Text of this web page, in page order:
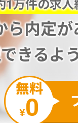
1万件の求人
ら内定
きるよ
無料
¥0